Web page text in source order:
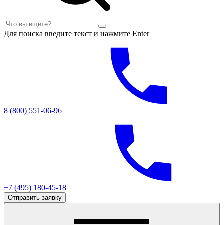
Для поиска введите текст и нажмите Enter
8 (800) 551-06-96
+7 (495) 180-45-18
Отправить заявку